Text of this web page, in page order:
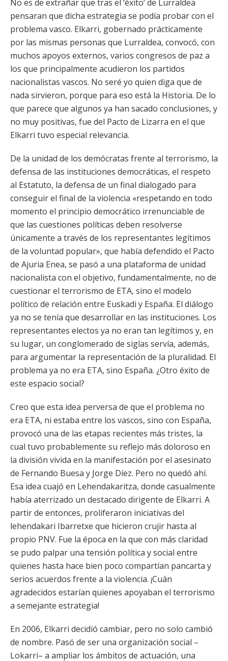
No es de extrañar que tras el ‘éxito’ de Lurraldea
pensaran que dicha estrategia se podía probar con el
problema vasco. Elkarri, gobernado prácticamente
por las mismas personas que Lurraldea, convocó, con
muchos apoyos externos, varios congresos de paz a
los que principalmente acudieron los partidos
nacionalistas vascos. No seré yo quien diga que de
nada sirvieron, porque para eso está la Historia. De lo
que parece que algunos ya han sacado conclusiones, y
no muy positivas, fue del Pacto de Lizarra en el que
Elkarri tuvo especial relevancia.
De la unidad de los demócratas frente al terrorismo, la
defensa de las instituciones democráticas, el respeto
al Estatuto, la defensa de un final dialogado para
conseguir el final de la violencia «respetando en todo
momento el principio democrático irrenunciable de
que las cuestiones políticas deben resolverse
únicamente a través de los representantes legítimos
de la voluntad popular», que había defendido el Pacto
de Ajuria Enea, se pasó a una plataforma de unidad
nacionalista con el objetivo, fundamentalmente, no de
cuestionar el terrorismo de ETA, sino el modelo
político de relación entre Euskadi y España. El diálogo
ya no se tenía que desarrollar en las instituciones. Los
representantes electos ya no eran tan legítimos y, en
su lugar, un conglomerado de siglas servía, además,
para argumentar la representación de la pluralidad. El
problema ya no era ETA, sino España. ¿Otro éxito de
este espacio social?
Creo que esta idea perversa de que el problema no
era ETA, ni estaba entre los vascos, sino con España,
provocó una de las etapas recientes más tristes, la
cual tuvo probablemente su reflejo más doloroso en
la división vivida en la manifestación por el asesinato
de Fernando Buesa y Jorge Díez. Pero no quedó ahí.
Esa idea cuajó en Lehendakaritza, donde casualmente
había aterrizado un destacado dirigente de Elkarri. A
partir de entonces, proliferaron iniciativas del
lehendakari Ibarretxe que hicieron crujir hasta al
propio PNV. Fue la época en la que con más claridad
se pudo palpar una tensión política y social entre
quienes hasta hace bien poco compartían pancarta y
serios acuerdos frente a la violencia. ¡Cuán
agradecidos estarían quienes apoyaban el terrorismo
a semejante estrategia!
En 2006, Elkarri decidió cambiar, pero no solo cambió
de nombre. Pasó de ser una organización social –
Lokarri– a ampliar los ámbitos de actuación, una